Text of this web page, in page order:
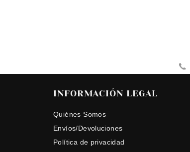
INFORMACIÓN LEGAL
Quiénes Somos
Envíos/Devoluciones
Política de privacidad